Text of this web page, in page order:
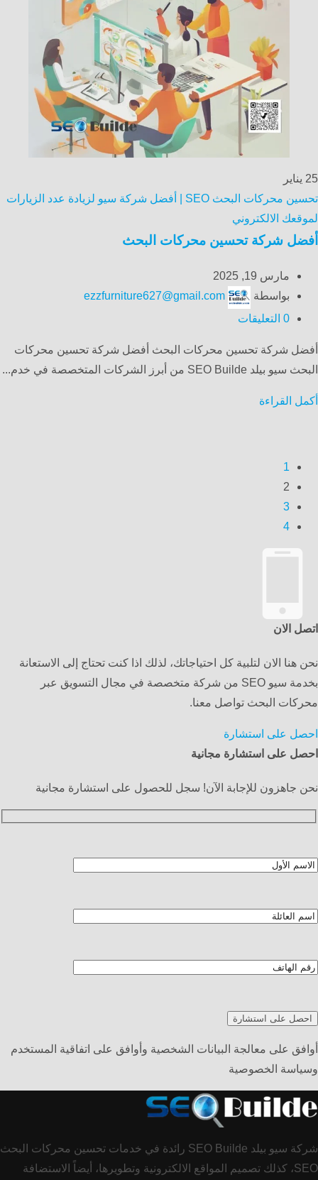
25 يناير
تحسين محركات البحث SEO | أفضل شركة سيو لزيادة عدد الزيارات
لموقعك الالكتروني
أفضل شركة تحسين محركات البحث
مارس 19, 2025
بواسطة
ezzfurniture627@gmail.com
0 التعليقات
أفضل شركة تحسين محركات البحث أفضل شركة تحسين محركات
البحث سيو بيلد SEO Builde من أبرز الشركات المتخصصة في خدم...
أكمل القراءة
1
2
3
4
اتصل الان
نحن هنا الان لتلبية كل احتياجاتك، لذلك اذا كنت تحتاج إلى الاستعانة
بخدمة سيو SEO من شركة متخصصة في مجال التسويق عبر
محركات البحث تواصل معنا.
احصل على استشارة
احصل على استشارة مجانية
نحن جاهزون للإجابة الآن! سجل للحصول على استشارة مجانية
أوافق على معالجة البيانات الشخصية وأوافق على اتفاقية المستخدم
وسياسة الخصوصية
شركة سيو بيلد SEO Builde رائدة في خدمات تحسين محركات البحث
SEO، كذلك تصميم المواقع الالكترونية وتطويرها، أيضاً الاستضافة